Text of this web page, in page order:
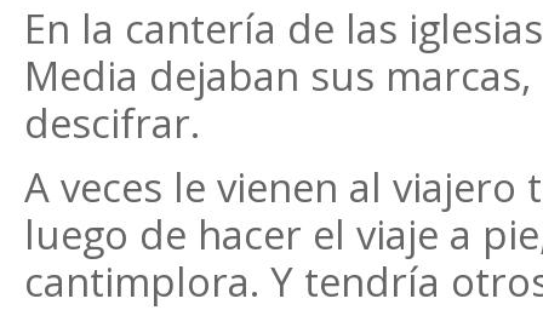
En la cantería de las
Media dejaban sus
descifrar.
A veces le vienen al
luego de hacer el viaje a
cantimplora. Y tendría